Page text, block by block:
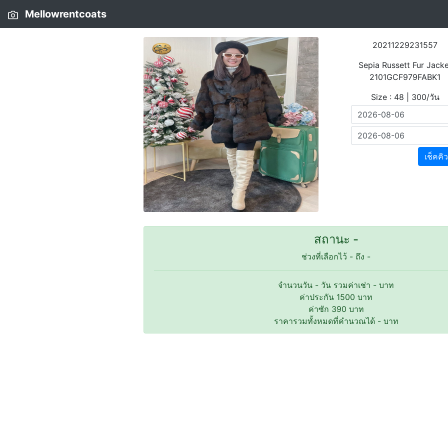
Mellowrentcoats
20211229231557
Sepia Russett Fur
2101GCF979FABK1
Size : 48 | 300/วัน
เช็คคิว
สถานะ -
ช่วงที่เลือกไว้ - ถึง -
จำนวนวัน - วัน รวมค่าเช่า - บาท
ค่าประกัน 1500 บาท
ค่าซัก 390 บาท
ราคารวมทั้งหมดที่คำนวณได้ -บาท